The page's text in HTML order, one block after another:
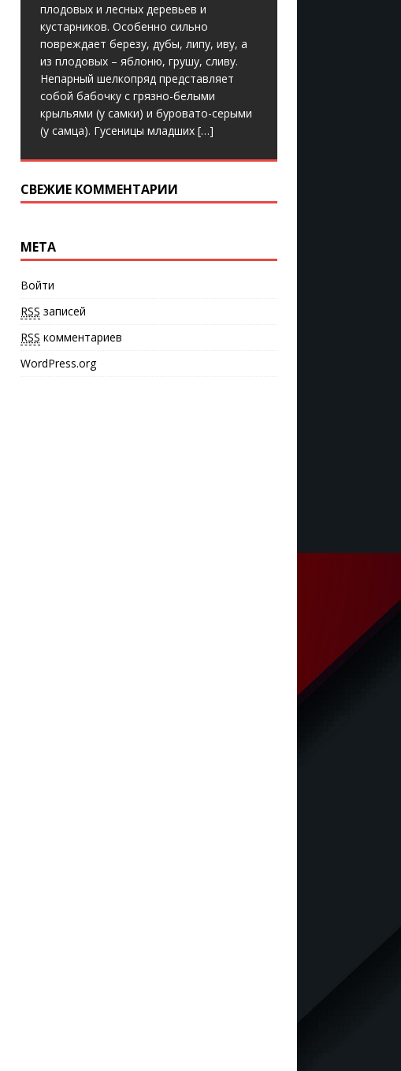
плодовых и лесных деревьев и
кустарников. Особенно сильно
повреждает березу, дубы, липу, иву, а
из плодовых – яблоню, грушу, сливу.
Непарный шелкопряд представляет
собой бабочку с грязно-белыми
крыльями (у самки) и буровато-серыми
(у самца). Гусеницы младших […]
СВЕЖИЕ КОММЕНТАРИИ
МЕТА
Войти
RSS записей
RSS комментариев
WordPress.org